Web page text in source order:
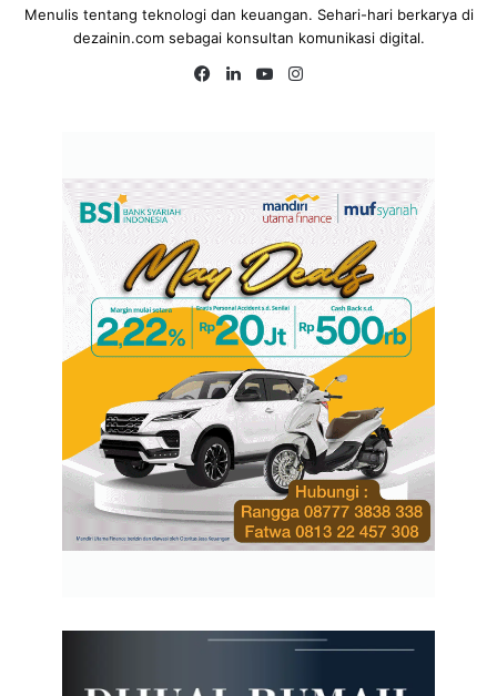
Menulis tentang teknologi dan keuangan. Sehari-hari berkarya di
dezainin.com sebagai konsultan komunikasi digital.
Fa
Lin
Yo